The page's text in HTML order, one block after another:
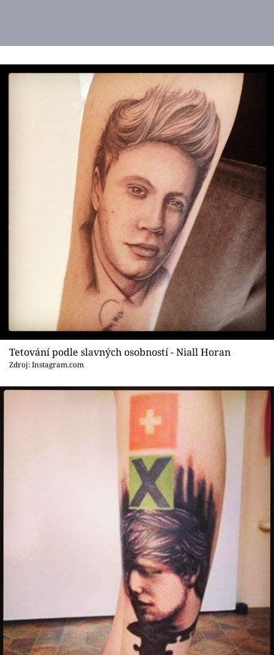
Tetování podle slavných osobností - Niall Horan
Zdroj: Instagram.com